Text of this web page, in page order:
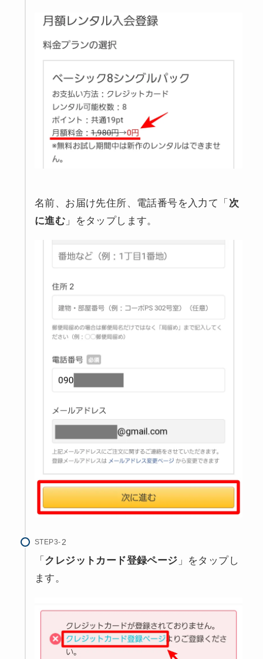
名前、お届け先住所、電話番号を入力て「 次
に進む 」をタップします。
STEP3-
「 クレジットカード登録ページ 」をタップし
ます。